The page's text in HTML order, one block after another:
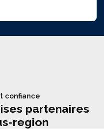
confiance
partenaires
region